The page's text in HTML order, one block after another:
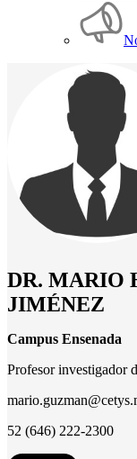
DR. MARIO
JIMÉNEZ
Campus Ensenada
Profesor investigador
52 (646) 222-2300